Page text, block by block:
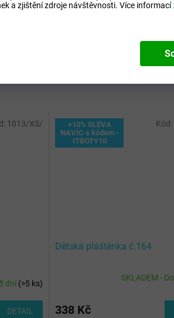
a zjištění zdroje návštěvnosti. Více informací
dní(>5 ks)
DETAIL
1013/XS/
+10% SLEVA
NAVÍC s kódem -
ITBOTY10
Dětská pláštěnka č.164
produktu
SKLADEM -
338 Kč
Kód: